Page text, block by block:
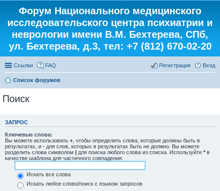
Форум Национального медицинского
исследовательского центра психиатрии и
неврологии имени В.М. Бехтерева, СПб,
ул. Бехтерева, д.3, тел: +7 (812) 670-02-20
Ссылки FAQ Вход
Регистрация
Список форумов
Поиск
ЗАПРОС
Ключевые слова:
Вы можете использовать + , чтобы определить слова, которые должны быть в
результатах, и - для слов, которых в результатах быть не должно. Вы можете
разделить слова символом | для поиска любого слова из списка. Используйте * в
качестве шаблона для частичного совпадения.
Искать все слова
Искать любое слово/поиск с языком запросов